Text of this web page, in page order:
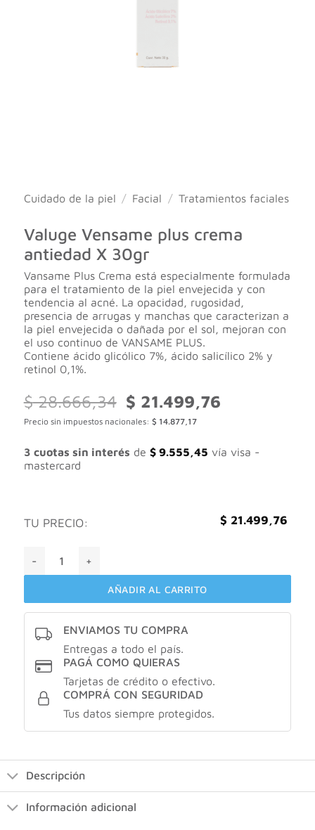
Cuidado de la piel / Facial / Tratamientos faciales
Valuge Vensame plus crema
antiedad X 30gr
Vansame Plus Crema está especialmente formulada
para el tratamiento de la piel envejecida y con
tendencia al acné. La opacidad, rugosidad,
presencia de arrugas y manchas que caracterizan a
la piel envejecida o dañada por el sol, mejoran con
el uso continuo de VANSAME PLUS.
Contiene ácido glicólico 7%, ácido salicílico 2% y
retinol 0,1%.
$28.666,34
El
precio
original
$ 28.666,34.
$ 21.499,76El
$ 21.499,76.
Precio sin impuestos nacionales: $ 14.877,17
3 cuotas sin interés de $9.555,45 vía visa -
mastercard
TU PRECIO: $ 21.499,76
AÑADIR AL CARRITO
ENVIAMOS TU COMPRA
Entregas a todo el país.
PAGÁ COMO QUIERAS
Tarjetas de crédito o efectivo.
COMPRÁ CON SEGURIDAD
Tus datos siempre protegidos.
Descripción
Información adicional